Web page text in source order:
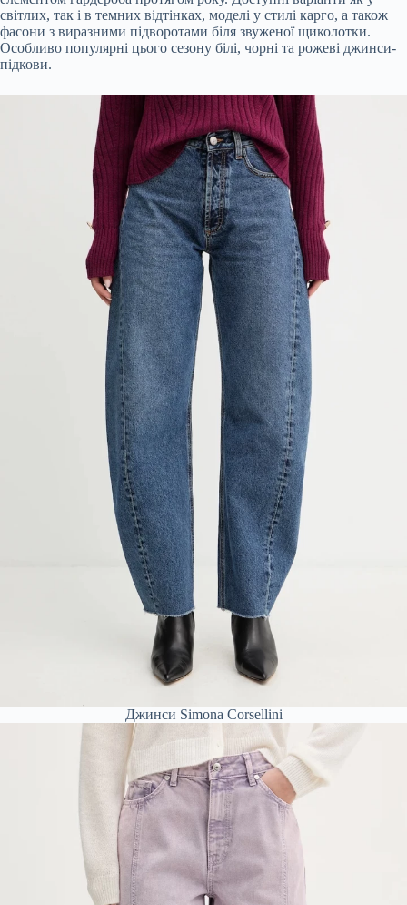
світлих, так і в темних відтінках, моделі у стилі карго, а також
фасони з виразними підворотами біля звуженої щиколотки.
Особливо популярні цього сезону білі, чорні та рожеві джинси-
підкови.
Джинси Simona Corsellini